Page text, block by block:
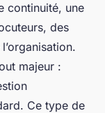
continuité, une
des
majeur :
Ce type de